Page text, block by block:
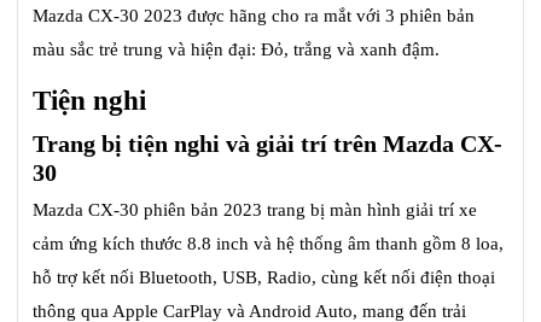
Mazda CX-30 2023 được hãng cho ra mắt với 3 phiên bản
màu sắc trẻ trung và hiện đại: Đỏ, trắng và xanh đậm.
Tiện nghi
Trang bị tiện nghi và giải trí trên Mazda CX-
30
Mazda CX-30 phiên bản 2023 trang bị màn hình giải trí xe
cảm ứng kích thước 8.8 inch và hệ thống âm thanh gồm 8 loa,
hỗ trợ kết nối Bluetooth, USB, Radio, cùng kết nối điện thoại
thông qua Apple CarPlay và Android Auto, mang đến trải